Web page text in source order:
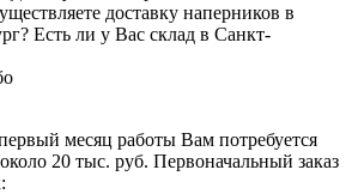
доставку наперников в
Есть ли у Вас склад в Санкт-
месяц работы Вам потребуется
20 тыс. руб. Первоначальный заказ